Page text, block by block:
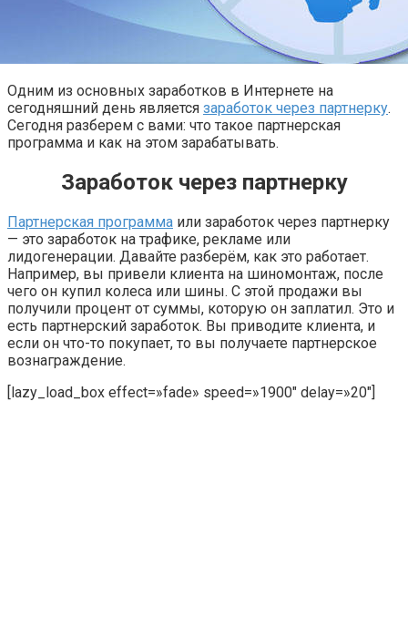
Одним из основных заработков в Интернете на
сегодняшний день является заработок через партнерку.
Сегодня разберем с вами: что такое партнерская
программа и как на этом зарабатывать.
Заработок через партнерку
Партнерская программа или заработок через партнерку
— это заработок на трафике, рекламе или
лидогенерации. Давайте разберём, как это работает.
Например, вы привели клиента на шиномонтаж, после
чего он купил колеса или шины. С этой продажи вы
получили процент от суммы, которую он заплатил. Это и
есть партнерский заработок. Вы приводите клиента, и
если он что-то покупает, то вы получаете партнерское
вознаграждение.
[lazy_load_box effect=»fade» speed=»1900″ delay=»20″]